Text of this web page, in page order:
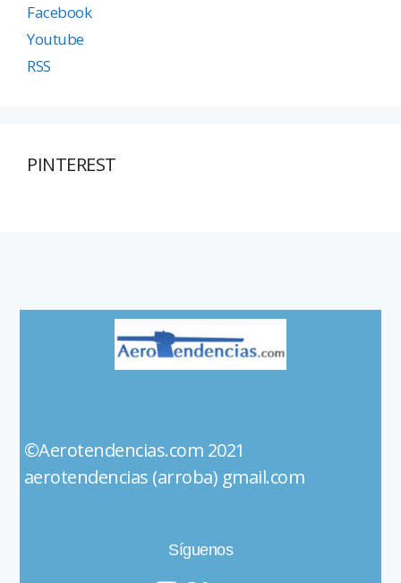
Facebook
Youtube
RSS
PINTEREST
©Aerotendencias.com 2021
aerotendencias (arroba) gmail.com
Síguenos